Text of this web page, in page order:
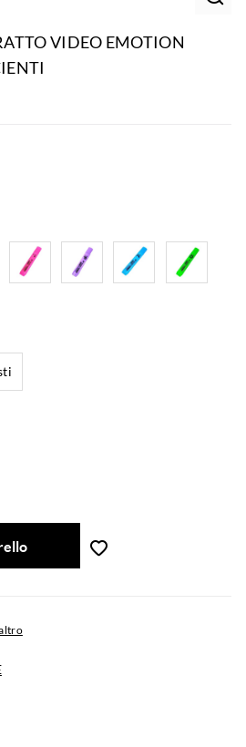
VIDEO EMOTION